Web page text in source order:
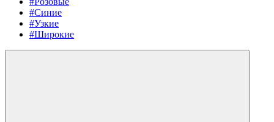
#Синие
#Узкие
#Широкие